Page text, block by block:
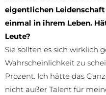
eigentlichen
einmal in ihrem Leben.
Leute?
Sie sollten es sich wirklich
Wahrscheinlichkeit zu
Prozent. Ich hätte das
nicht außer Talent für